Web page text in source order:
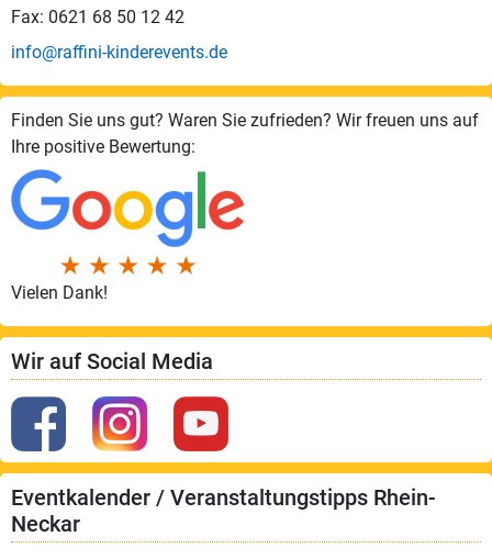
Fax: 0621 68 50 12 42
info@raffini-kinderevents.de
Finden Sie uns gut? Waren Sie zufrieden? Wir freuen uns auf
Ihre positive Bewertung:
Vielen Dank!
Wir auf Social Media
Eventkalender / Veranstaltungstipps Rhein-
Neckar